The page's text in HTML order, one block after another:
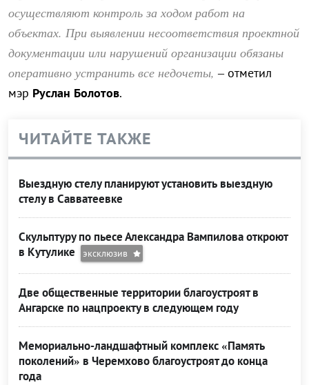
осуществляют контроль за ходом работ на
объектах. При выявлении несоответствия проектной
документации или нарушений организации обязаны
оперативно устранить все недочеты,– отметил
мэр Руслан Болотов.
ЧИТАЙТЕ ТАКЖЕ
Выездную стелу планируют установить выездную
стелу в Савватеевке
Скульптуру по пьесе Александра Вампилова откроют
в Кутулике
эксклюзив
Две общественные территории благоустроят в
Ангарске по нацпроекту в следующем году
Мемориально-ландшафтный комплекс «Память
поколений» в Черемхово благоустроят до конца
года